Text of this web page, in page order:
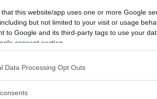
that this website/app uses one or more Google
but not limited to your visit or usage
to Google and its third-party tags to use your
consent section.
Data Processing Opt Outs
Vill du